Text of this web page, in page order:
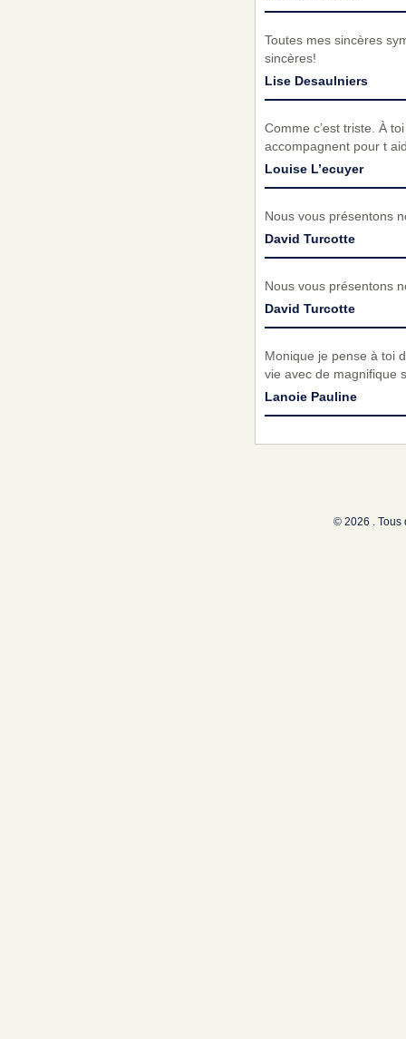
Toutes mes sincères
sincères!
Lise Desaulniers
Comme c’est triste. À
accompagnent pour t
Louise L’ecuyer
Nous vous présentons
David Turcotte
Nous vous présentons
David Turcotte
Monique je pense à toi
vie avec de magnifique
Lanoie Pauline
© 2026 . Tous